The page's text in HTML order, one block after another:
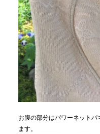
お腹の部分はパワーネット
ます。